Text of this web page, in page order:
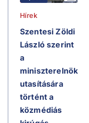
Hírek
Szentesi Zöldi
László szerint
a
miniszterelnök
utasítására
történt a
közmédiás